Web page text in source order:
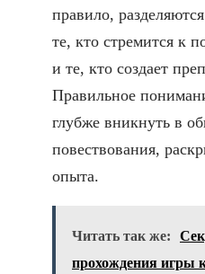
правило,
те, кто стремится к
и те, кто создает
Правильное
глубже вникнуть в
повествования,
опыта.
Читать так же:
прохождения игры